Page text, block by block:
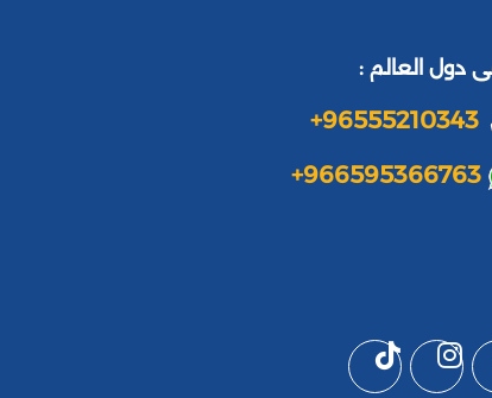
دول العالم :
+96555210343
+966595366763